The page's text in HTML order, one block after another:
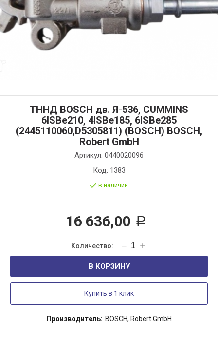
ТННД BOSCH дв. Я-536, CUMMINS
6ISBe210, 4ISBe185, 6ISBe285
(2445110060,D5305811) (BOSCH) BOSCH,
Robert GmbH
Артикул: 0440020096
Код: 1383
в наличии
16 636,00 Р
В КОРЗИНУ
Купить в 1 клик
Производитель: BOSCH, Robert GmbH